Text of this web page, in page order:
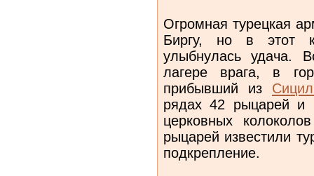
Огромная турецкая
Биргу, но в этот
улыбнулась удача.
лагере врага, в
прибывший из
рядах 42 рыцарей и
церковных
рыцарей известили
подкрепление.